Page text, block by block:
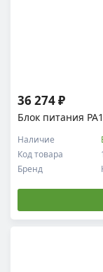
Блок питания
Код товара
Наличие
Бренд
36 274 ₽